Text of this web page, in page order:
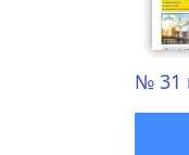
№ 31